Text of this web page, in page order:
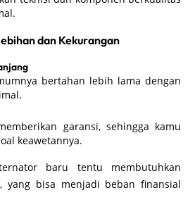
dan Kekurangan
bertahan lebih lama dengan
garansi, sehingga kamu
keawetannya.
baru tentu membutuhkan
yang bisa menjadi beban finansial